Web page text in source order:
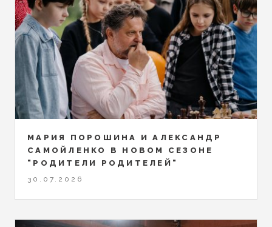
МАРИЯ ПОРОШИНА И АЛЕКСАНДР
САМОЙЛЕНКО В НОВОМ СЕЗОНЕ
"РОДИТЕЛИ РОДИТЕЛЕЙ"
30.07.2026